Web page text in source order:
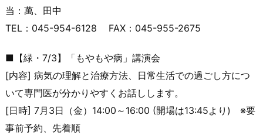
当：萬、田中
TEL：045-954-6128 FAX：045-955-2675
■【緑・7/3】「もやもや病」講演会
[内容] 病気の理解と治療方法、日常生活での過ごし方につ
いて専門医が分かりやすくお話しします。
[日時] 7月3日（金）14:00～16:00 (開場は13:45より) ※要
事前予約、先着順